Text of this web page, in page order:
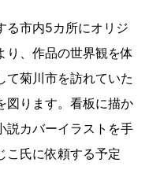
る市内5カ所にオリジ
り、作品の世界観を体
て菊川市を訪れていた
図ります。看板に描か
説カバーイラストを手
こ氏に依頼する予定